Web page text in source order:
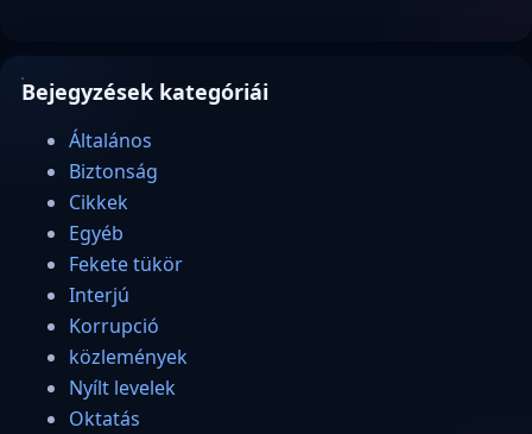
Bejegyzések kategóriái
Általános
Biztonság
Cikkek
Egyéb
Fekete tükör
Interjú
Korrupció
közlemények
Nyílt levelek
Oktatás